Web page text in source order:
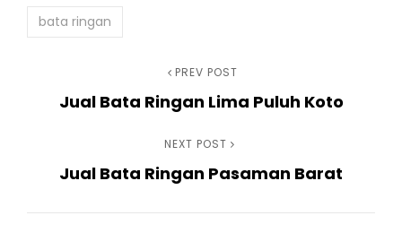
bata ringan
pos
Post
PREV POST
Jual Bata Ringan Lima Puluh Koto
Post
NEXT POST
Jual Bata Ringan Pasaman Barat